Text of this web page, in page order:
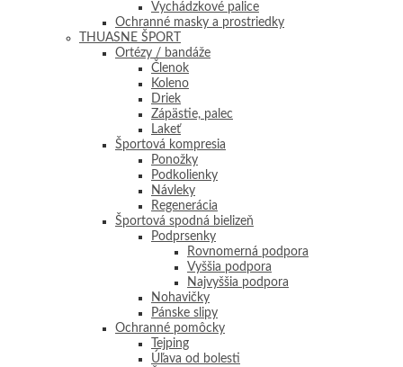
Vychádzkové palice
Ochranné masky a prostriedky
THUASNE ŠPORT
Ortézy / bandáže
Členok
Koleno
Driek
Zápästie, palec
Lakeť
Športová kompresia
Ponožky
Podkolienky
Návleky
Regenerácia
Športová spodná bielizeň
Podprsenky
Rovnomerná podpora
Vyššia podpora
Najvyššia podpora
Nohavičky
Pánske slipy
Ochranné pomôcky
Tejping
Úľava od bolesti